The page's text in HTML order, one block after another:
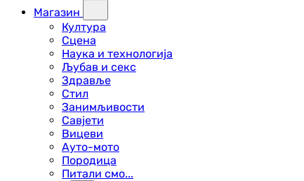
Магазин
Култура
Сцена
Наука и технологија
Љубав и секс
Здравље
Стил
Занимљивости
Савјети
Вицеви
Ауто-мото
Породица
Питали смо...